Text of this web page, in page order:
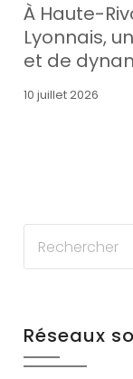
À Haute-
Lyonnais,
et de
10 juillet 2026
Réseaux